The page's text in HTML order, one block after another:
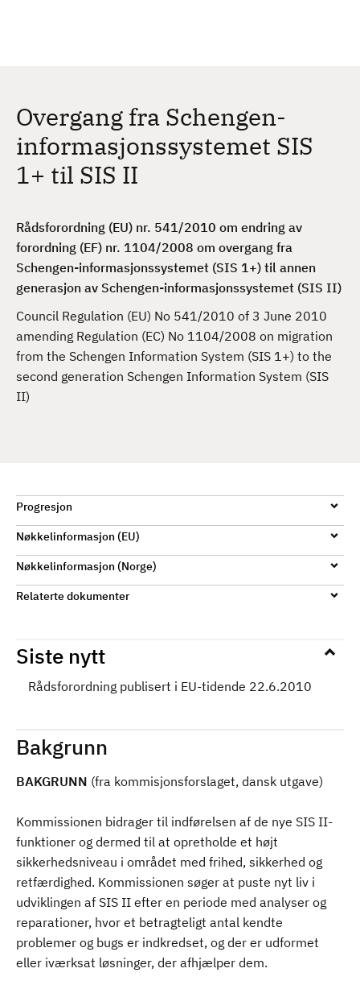
Overgang fra Schengen-
informasjonssystemet SIS
1+ til SIS II
Rådsforordning (EU) nr. 541/2010 om endring av
forordning (EF) nr. 1104/2008 om overgang fra
Schengen-informasjonssystemet (SIS 1+) til annen
generasjon av Schengen-informasjonssystemet (SIS II)
Council Regulation (EU) No 541/2010 of 3 June 2010
amending Regulation (EC) No 1104/2008 on migration
from the Schengen Information System (SIS 1+) to the
second generation Schengen Information System (SIS
II)
Progresjon
Nøkkelinformasjon (EU)
Nøkkelinformasjon (Norge)
Relaterte dokumenter
Siste nytt
Rådsforordning publisert i EU-tidende 22.6.2010
Bakgrunn
BAKGRUNN (fra kommisjonsforslaget, dansk utgave)
Kommissionen bidrager til indførelsen af de nye SIS II-
funktioner og dermed til at opretholde et højt
sikkerhedsniveau i området med frihed, sikkerhed og
retfærdighed. Kommissionen søger at puste nyt liv i
udviklingen af SIS II efter en periode med analyser og
reparationer, hvor et betragteligt antal kendte
problemer og bugs er indkredset, og der er udformet
eller iværksat løsninger, der afhjælper dem.